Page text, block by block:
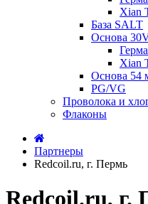
Xian
База SALT
Основа
Xian
Основа 54
PG/VG
Проволока и
Флаконы
Партнеры
Redcoil.ru, г. Пермь
Redcoil.ru, г.